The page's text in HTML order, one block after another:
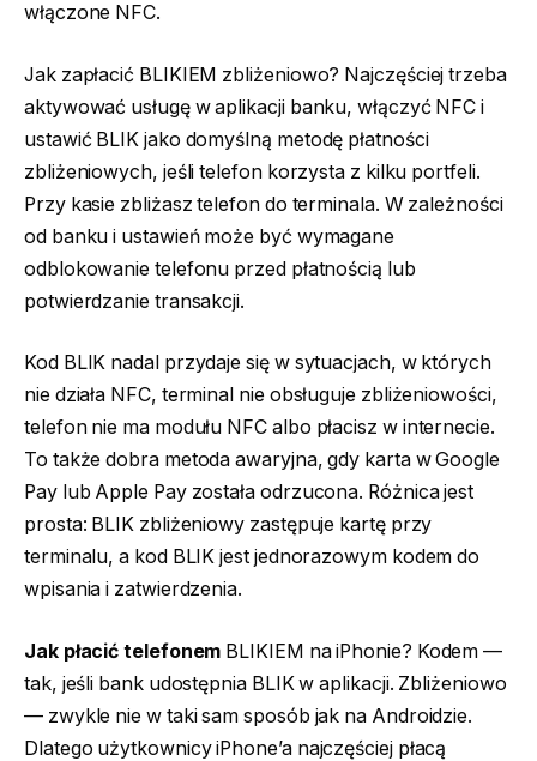
włączone NFC.
Jak zapłacić BLIKIEM zbliżeniowo? Najczęściej trzeba
aktywować usługę w aplikacji banku, włączyć NFC i
ustawić BLIK jako domyślną metodę płatności
zbliżeniowych, jeśli telefon korzysta z kilku portfeli.
Przy kasie zbliżasz telefon do terminala. W zależności
od banku i ustawień może być wymagane
odblokowanie telefonu przed płatnością lub
potwierdzanie transakcji.
Kod BLIK nadal przydaje się w sytuacjach, w których
nie działa NFC, terminal nie obsługuje zbliżeniowości,
telefon nie ma modułu NFC albo płacisz w internecie.
To także dobra metoda awaryjna, gdy karta w Google
Pay lub Apple Pay została odrzucona. Różnica jest
prosta: BLIK zbliżeniowy zastępuje kartę przy
terminalu, a kod BLIK jest jednorazowym kodem do
wpisania i zatwierdzenia.
Jak płacić telefonem BLIKIEM na iPhonie? Kodem —
tak, jeśli bank udostępnia BLIK w aplikacji. Zbliżeniowo
— zwykle nie w taki sam sposób jak na Androidzie.
Dlatego użytkownicy iPhone’a najczęściej płacą